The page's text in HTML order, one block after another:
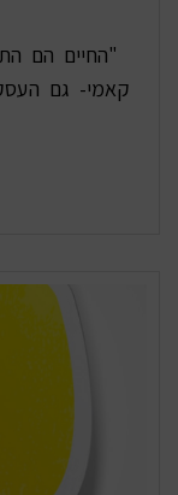
"החיים הם
קאמי- גם